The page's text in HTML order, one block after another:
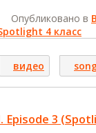
Опубликовано в
4 класс
видео
Episode 3